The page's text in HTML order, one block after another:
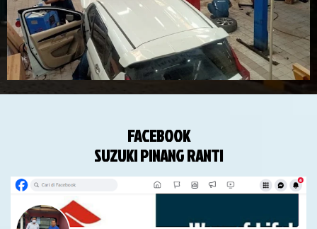
FACEBOOK
SUZUKI PINANG RANTI